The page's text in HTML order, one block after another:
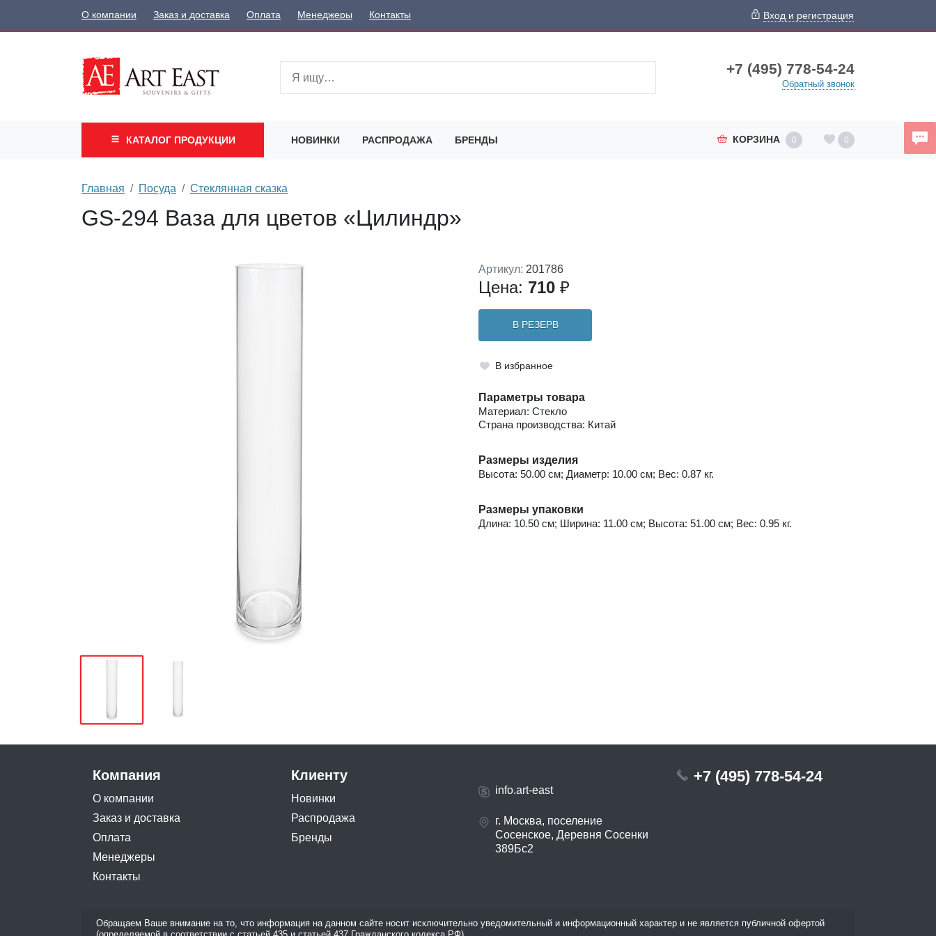
О компании Заказ и доставка Оплата Менеджеры Контакты Вход и регистрация
+7 (495) 778-54-24
Обратный звонок
КАТАЛОГ ПРОДУКЦИИ НОВИНКИ РАСПРОДАЖА БРЕНДЫ КОРЗИНА 0 0
Главная Посуда Стеклянная сказка
GS-294 Ваза для цветов «Цилиндр»
Артикул: 201786
Цена: 710 ₽
В РЕЗЕРВ
В избранное
Параметры товара
Материал: Стекло
Страна производства: Китай
Размеры изделия
Высота: 50.00 см; Диаметр: 10.00 см; Вес: 0.87 кг.
Размеры упаковки
Длина: 10.50 см; Ширина: 11.00 см; Высота: 51.00 см; Вес: 0.95 кг.
Компания
О компании
Заказ и доставка
Оплата
Менеджеры
Контакты
Клиенту
Новинки
Распродажа
Бренды
info.art-east
г. Москва, поселение
Сосенское, Деревня Сосенки
389Бс2
+7 (495) 778-54-24
Обращаем Ваше внимание на то, что информация на данном сайте носит исключительно уведомительный и информационный характер и не является публичной офертой